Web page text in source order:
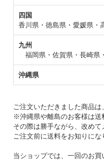
四国
香川県・徳島県・愛媛県
九州
福岡県・佐賀県・長崎県
沖縄県
ご注文いただきました商品は
※沖縄県や離島のお客様は送
その際は勝手ながら、改めて
ご注文前に送料をお知りに
当ショップでは、一回のお